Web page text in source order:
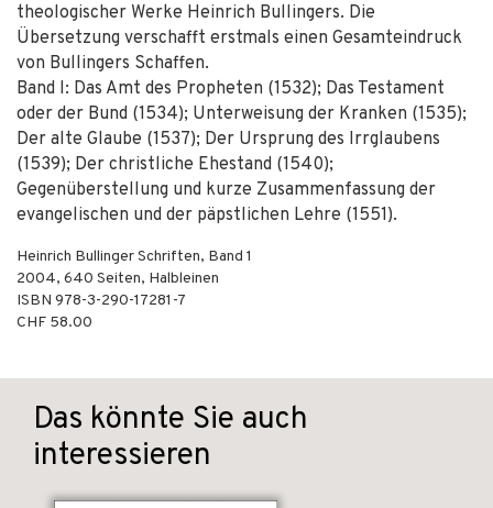
theologischer Werke Heinrich Bullingers. Die
Übersetzung verschafft erstmals einen Gesamteindruck
von Bullingers Schaffen.
Band I: Das Amt des Propheten (1532); Das Testament
oder der Bund (1534); Unterweisung der Kranken (1535);
Der alte Glaube (1537); Der Ursprung des Irrglaubens
(1539); Der christliche Ehestand (1540);
Gegenüberstellung und kurze Zusammenfassung der
evangelischen und der päpstlichen Lehre (1551).
Heinrich Bullinger Schriften, Band 1
2004, 640 Seiten, Halbleinen
ISBN 978-3-290-17281-7
CHF 58.00
Das könnte Sie auch
interessieren